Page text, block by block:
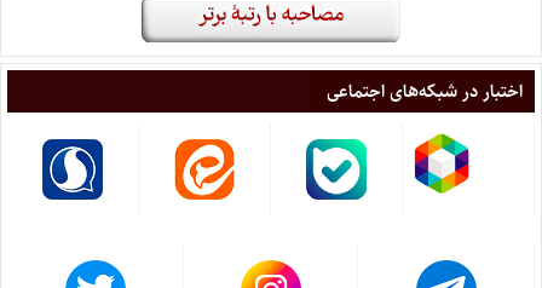
اختبار در شبکه‌های اجتماعی